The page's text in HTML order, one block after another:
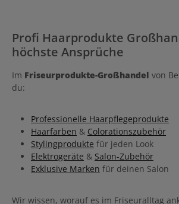
Profi Haarprodukte
höchste Ansprüche
Im Friseurprodukte-Großhandel von
du:
Professionelle Haarpflegeprodukte
Haarfarben & Colorationszubehör
Stylingprodukte für jeden Look
Elektrogeräte & Salon-Zubehör
Exklusive Marken für deinen Salon
Wir wissen, worauf es im Friseuralltag